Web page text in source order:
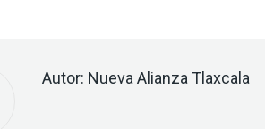
Autor: Nueva Alianza Tlaxcala